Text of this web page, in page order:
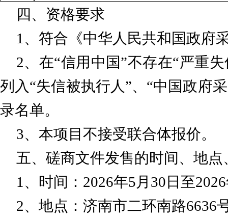
四、 资格要求
1、符合《中华人民共和国政府
2、 在“信用中国”不存在“严重
列入“失信被执行人”、“中国政府
录名单。
3、本项目不接受联合体报价。
五、磋商文件发售的时间、地点
1、时间：2026年5月30日至
2、地点：济南市二环南路6636